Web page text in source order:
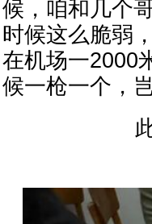
候，咱和几个
时候这么脆弱
在机场一2000
候一枪一个，